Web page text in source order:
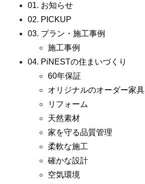
01. お知らせ
02. PICKUP
03. プラン・施工事例
施工事例
04. PiNESTの住まいづくり
60年保証
オリジナルのオーダー家具
リフォーム
天然素材
家を守る品質管理
柔軟な施工
確かな設計
空気環境